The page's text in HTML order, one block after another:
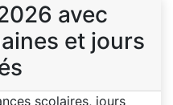
avec
et jours